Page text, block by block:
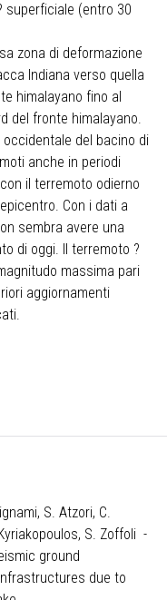
superficiale (entro 30
zona di deformazione
Indiana verso quella
himalayano fino al
del fronte himalayano.
occidentale del bacino di
anche in periodi
il terremoto odierno
Con i dati a
sembra avere una
di oggi. Il terremoto ?
massima pari
aggiornamenti
S. Atzori, C.
S. Zoffoli -
ground
due to